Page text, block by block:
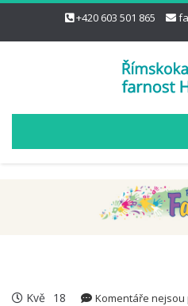
+420 603 501 865
Kvě 18 Komentáře nejsou